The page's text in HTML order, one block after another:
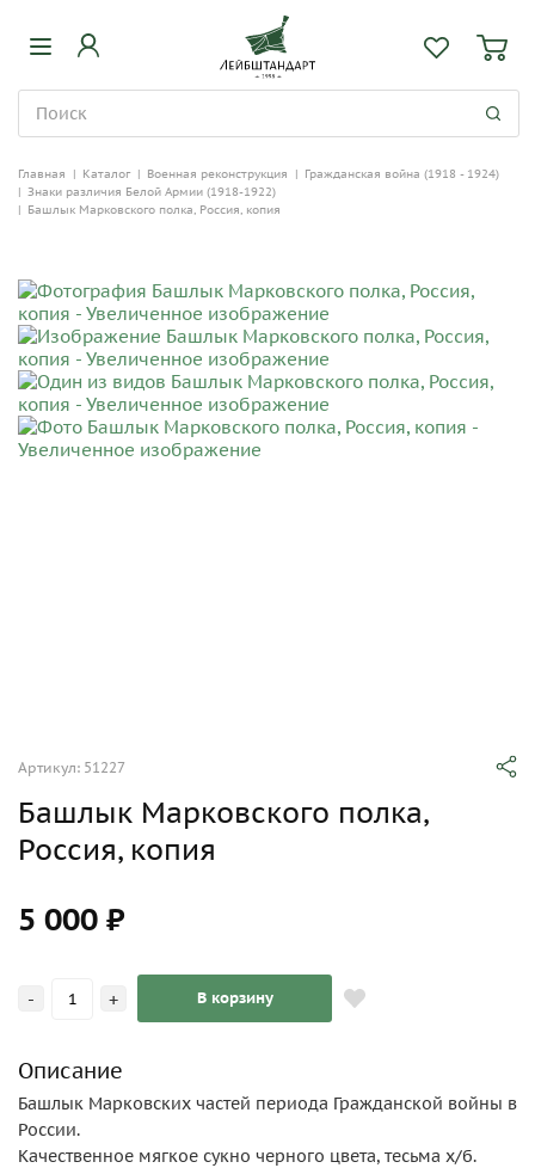
Главная | Каталог | Военная реконструкция | Гражданская война (1918 - 1924)
| Знаки различия Белой Армии (1918-1922)
| Башлык Марковского полка, Россия, копия
Артикул: 51227
Башлык Марковского полка,
Россия, копия
5 000 ₽
- + В корзину
Описание
Башлык Марковских частей периода Гражданской войны в
России.
Качественное мягкое сукно черного цвета, тесьма х/б.